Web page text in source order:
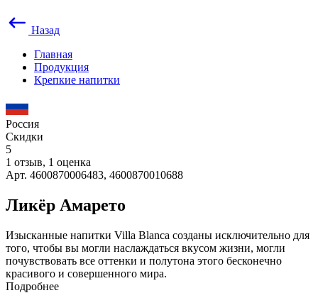
Назад
Главная
Продукция
Крепкие напитки
Россия
Скидки
5
1 отзыв, 1 оценка
Арт. 4600870006483, 4600870010688
Ликёр Амарето
Изысканные напитки Villa Blanca созданы исключительно для
того, чтобы вы могли наслаждаться вкусом жизни, могли
почувствовать все оттенки и полутона этого бесконечно
красивого и совершенного мира.
Подробнее